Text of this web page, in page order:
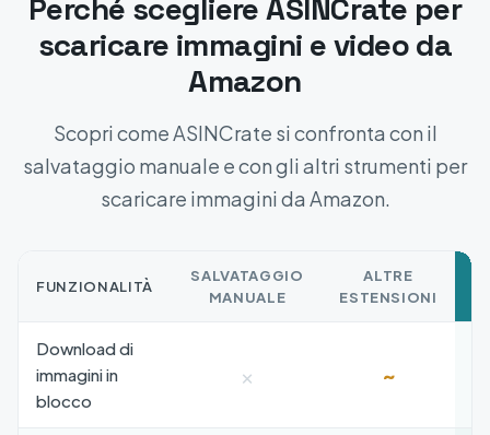
Perché scegliere ASINCrate per
scaricare immagini e video da
Amazon
Scopri come ASINCrate si confronta con il
salvataggio manuale e con gli altri strumenti per
scaricare immagini da Amazon.
FUNZIONALITÀ
SALVATAGGIO
MANUALE
ALTRE
ESTENSIONI
Download di
immagini in
blocco
× ~